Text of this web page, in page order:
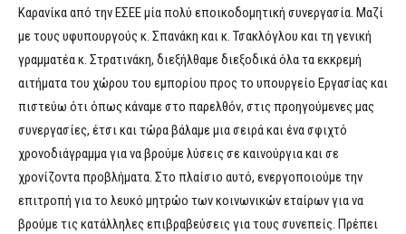
Καρανίκα από την ΕΣΕΕ μία πολύ εποικοδομητική συνεργασία. Μαζί
με τους υφυπουργούς κ. Σπανάκη και κ. Τσακλόγλου και τη γενική
γραμματέα κ. Στρατινάκη, διεξήλθαμε διεξοδικά όλα τα εκκρεμή
αιτήματα του χώρου του εμπορίου προς το υπουργείο Εργασίας και
πιστεύω ότι όπως κάναμε στο παρελθόν, στις προηγούμενες μας
συνεργασίες, έτσι και τώρα βάλαμε μια σειρά και ένα σφιχτό
χρονοδιάγραμμα για να βρούμε λύσεις σε καινούργια και σε
χρονίζοντα προβλήματα. Στο πλαίσιο αυτό, ενεργοποιούμε την
επιτροπή για το λευκό μητρώο των κοινωνικών εταίρων για να
βρούμε τις κατάλληλες επιβραβεύσεις για τους συνεπείς. Πρέπει